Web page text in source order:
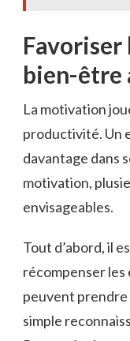
bien-être
La motivation
productivité. Un
davantage dans
motivation,
envisageables.
Tout d’abord, il
récompenser
peuvent
simple